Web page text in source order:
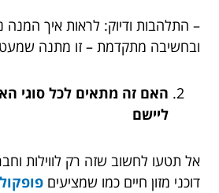
– התלהבות ודיוק: לראות איך המנה
ובחשיבה מתקדמת – זו מתנה שמעט
ליישם
אל תטעו לחשוב שזה רק לווילות
דוכני מזון חיים כמו שמציעים